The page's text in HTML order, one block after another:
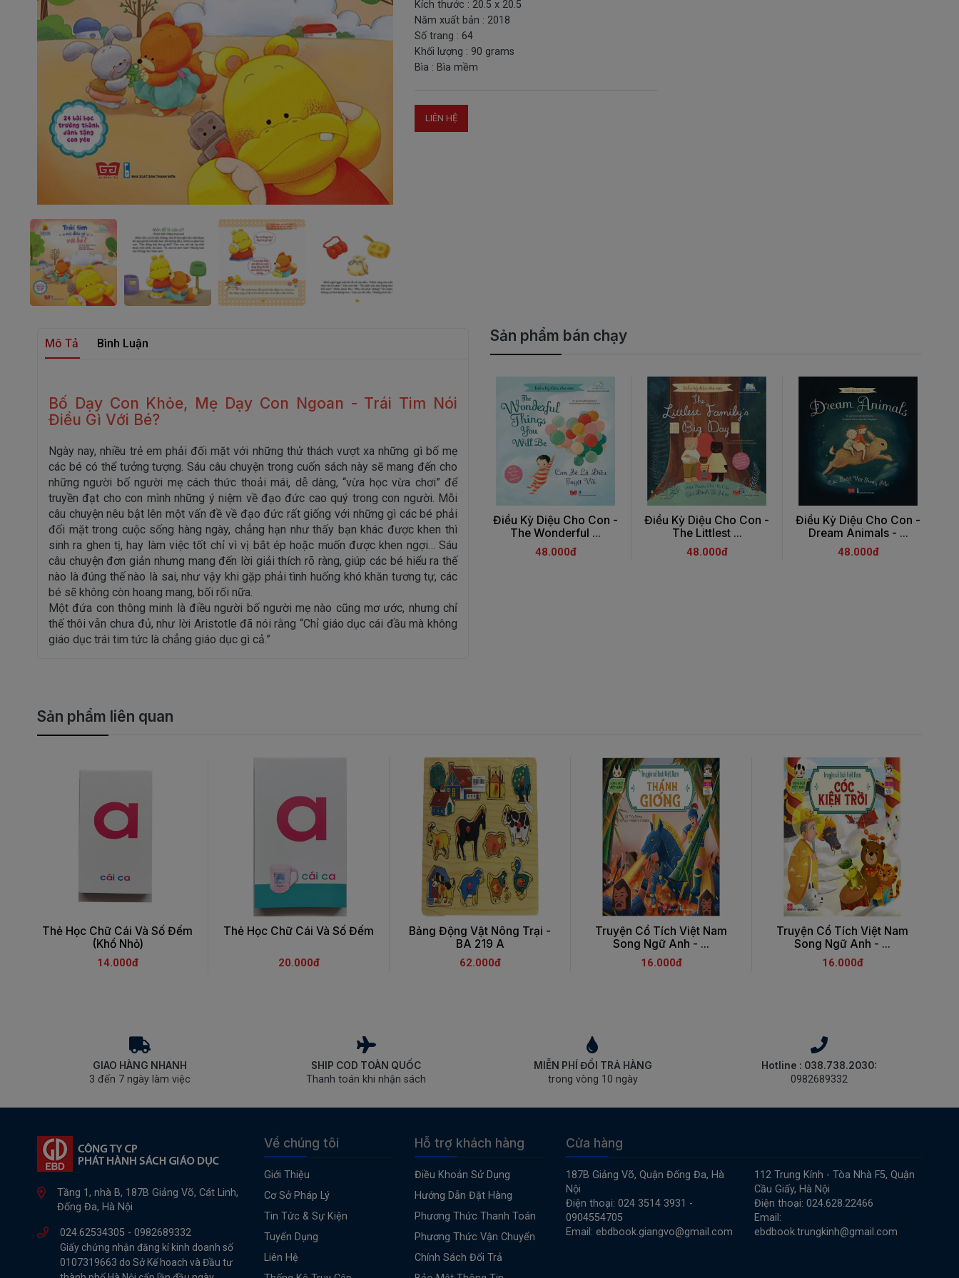
Kích thước : 20.5 x 20.5
Năm xuất bản : 2018
Số trang : 64
Khối lượng : 90 grams
Bìa : Bìa mềm
LIÊN HỆ
Mô Tả Bình Luận
Bố Dạy Con Khỏe, Mẹ Dạy Con Ngoan - Trái Tim Nói
Điều Gì Với Bé?
Ngày nay, nhiều trẻ em phải đối mặt với những thử thách vượt xa những gì bố mẹ
các bé có thể tưởng tượng. Sáu câu chuyện trong cuốn sách này sẽ mang đến cho
những người bố người mẹ cách thức thoải mái, dễ dàng, “vừa học vừa chơi” để
truyền đạt cho con mình những ý niệm về đạo đức cao quý trong con người. Mỗi
câu chuyện nêu bật lên một vấn đề về đạo đức rất giống với những gì các bé phải
đối mặt trong cuộc sống hàng ngày, chẳng hạn như thấy bạn khác được khen thì
sinh ra ghen tị, hay làm việc tốt chỉ vì vị bắt ép hoặc muốn được khen ngợi… Sáu
câu chuyện đơn giản nhưng mang đến lời giải thích rõ ràng, giúp các bé hiểu ra thế
nào là đúng thế nào là sai, như vậy khi gặp phải tình huống khó khăn tương tự, các
bé sẽ không còn hoang mang, bối rối nữa.
Một đứa con thông minh là điều người bố người mẹ nào cũng mơ ước, nhưng chỉ
thế thôi vẫn chưa đủ, như lời Aristotle đã nói rằng “Chỉ giáo dục cái đầu mà không
giáo dục trái tim tức là chẳng giáo dục gì cả.”
Sản phẩm bán chạy
Điều Kỳ Diệu Cho Con -
The Wonderful ...
48.000đ
Điều Kỳ Diệu Cho Con -
The Littlest ...
48.000đ
Điều Kỳ Diệu Cho Con -
Dream Animals - ...
48.000đ
Sản phẩm liên quan
Thẻ Học Chữ Cái Và Số Đếm
(Khổ Nhỏ)
14.000đ
Thẻ Học Chữ Cái Và Số Đếm
20.000đ
Bảng Động Vật Nông Trại -
BA 219 A
62.000đ
Truyện Cổ Tích Việt Nam
Song Ngữ Anh - ...
16.000đ
Truyện Cổ Tích Việt Nam
Song Ngữ Anh - ...
16.000đ
GIAO HÀNG NHANH
3 đến 7 ngày làm việc
SHIP COD TOÀN QUỐC
Thanh toán khi nhận sách
MIỄN PHÍ ĐỔI TRẢ HÀNG
trong vòng 10 ngày
Hotline : 038.738.2030:
0982689332
Tầng 1, nhà B, 187B Giảng Võ, Cát Linh,
Đống Đa, Hà Nội
024.62534305 - 0982689332
Giấy chứng nhận đăng kí kinh doanh số
0107319663 do Sở Kế hoach và Đầu tư
Về chúng tôi
Giới Thiệu
Cơ Sở Pháp Lý
Tin Tức & Sự Kiện
Tuyển Dụng
Liên Hệ
Hỗ trợ khách hàng
Điều Khoản Sử Dụng
Hướng Dẫn Đặt Hàng
Phương Thức Thanh Toán
Phương Thức Vận Chuyển
Chính Sách Đổi Trả
Cửa hàng
187B Giảng Võ, Quận Đống Đa, Hà
Nội
Điện thoại: 024 3514 3931 -
0904554705
Email: ebdbook.giangvo@gmail.com
112 Trung Kính - Tòa Nhà F5, Quận
Cầu Giấy, Hà Nội
Điện thoại: 024.628.22466
Email:
ebdbook.trungkinh@gmail.com